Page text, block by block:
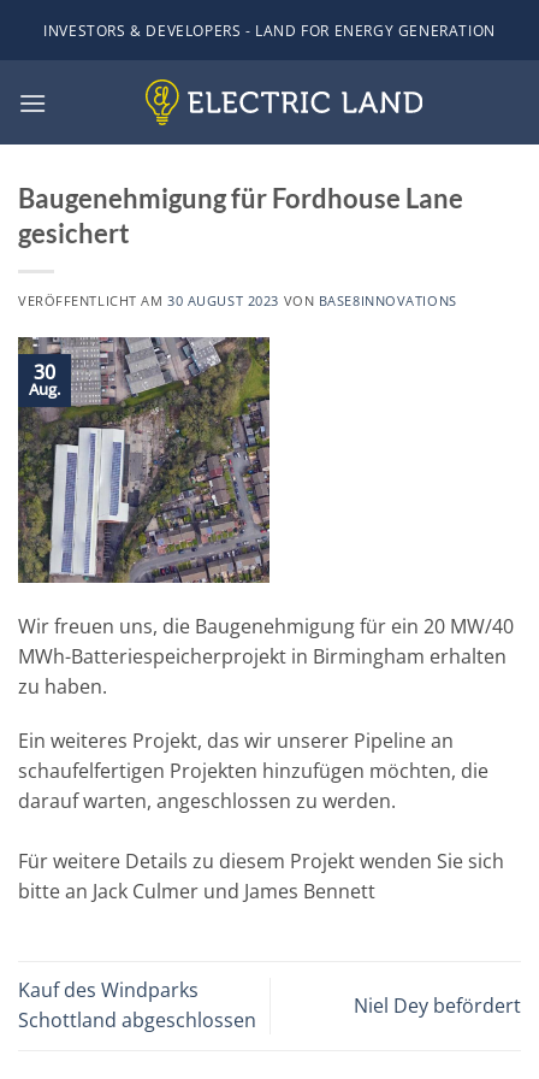
InhaltINVESTORS & DEVELOPERS - LAND FOR ENERGY GENERATION
Baugenehmigung für Fordhouse Lane
gesichert
VERÖFFENTLICHT AM30 AUGUST 2023 VON BASE8INNOVATIONS
30
Aug.
Wir freuen uns, die Baugenehmigung für ein 20 MW/40
MWh-Batteriespeicherprojekt in Birmingham erhalten
zu haben.
Ein weiteres Projekt, das wir unserer Pipeline an
schaufelfertigen Projekten hinzufügen möchten, die
darauf warten, angeschlossen zu werden.
Für weitere Details zu diesem Projekt wenden Sie sich
bitte an Jack Culmer und James Bennett
Kauf des Windparks
Schottland abgeschlossen
Niel Dey befördert